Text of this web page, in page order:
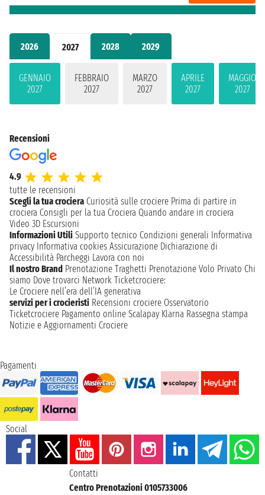
2026 2027 2028 2029
GENNAIO
2027
FEBBRAIO
2027
MARZO
2027
APRILE
2027
MAGGIO
2027
Recensioni
4.9
tutte le recensioni
Scegli la tua crociera Curiosità sulle crociere Prima di partire in
crociera Consigli per la tua Crociera Quando andare in crociera
Video 3D Escursioni
Informazioni Utili Supporto tecnico Condizioni generali Informativa
privacy Informativa cookies Assicurazione Dichiarazione di
Accessibilità Parcheggi Lavora con noi
Il nostro Brand Prenotazione Traghetti Prenotazione Volo Privato Chi
siamo Dove trovarci Network Ticketcrociere:
Le Crociere nell’era dell’IA generativa
servizi per i crocieristi Recensioni crociere Osservatorio
Ticketcrociere Pagamento online Scalapay Klarna Rassegna stampa
Notizie e Aggiornamenti Crociere
Pagamenti
Social
Contatti
Centro Prenotazioni 0105733006